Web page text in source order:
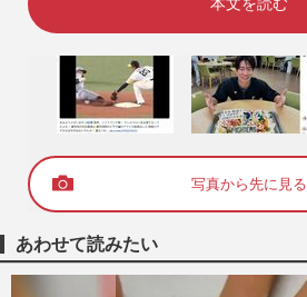
写真から先に見る
あわせて読みたい